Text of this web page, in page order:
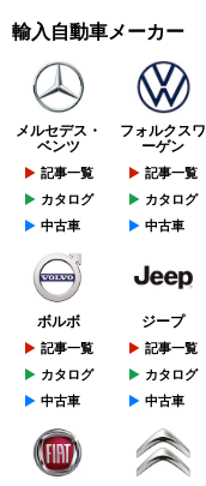
輸入自動車メーカー
メルセデス・
ベンツ
記事一覧
カタログ
中古車
フォルクスワ
ーゲン
記事一覧
カタログ
中古車
ボルボ
記事一覧
カタログ
中古車
ジープ
記事一覧
カタログ
中古車